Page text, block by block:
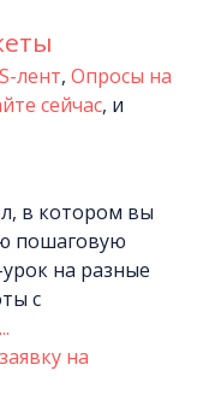
лент, Опросы на
сейчас, и
в котором вы
пошаговую
на разные
с
...
на